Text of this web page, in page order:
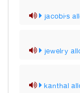
jacobi's
jewelry
kanthal